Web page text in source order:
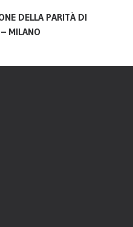
DELLA PARITÀ DI
MILANO